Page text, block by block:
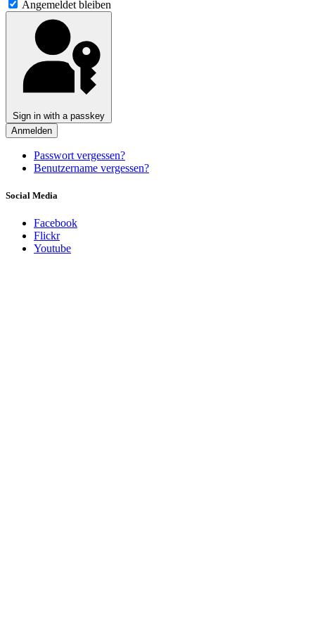
Angemeldet bleiben
Sign in with a passkey
Anmelden
Passwort vergessen?
Benutzername vergessen?
Social Media
Facebook
Flickr
Youtube